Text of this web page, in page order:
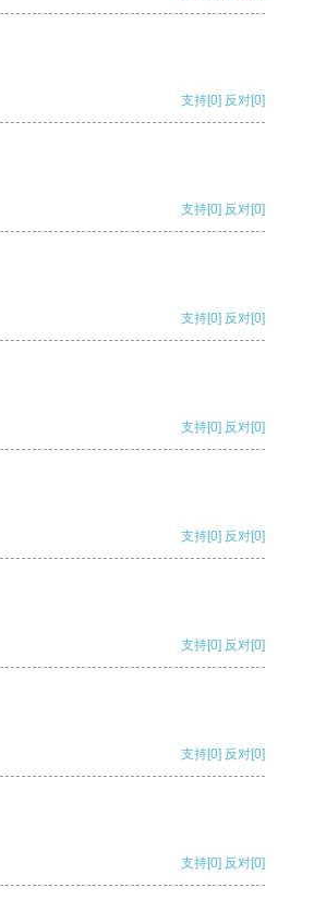
支持[0] 反对[0]
支持[0] 反对[0]
支持[0] 反对[0]
支持[0] 反对[0]
支持[0] 反对[0]
支持[0] 反对[0]
支持[0] 反对[0]
支持[0] 反对[0]